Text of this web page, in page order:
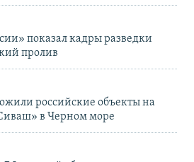
показал кадры разведки
пролив
российские объекты на
в Черном море